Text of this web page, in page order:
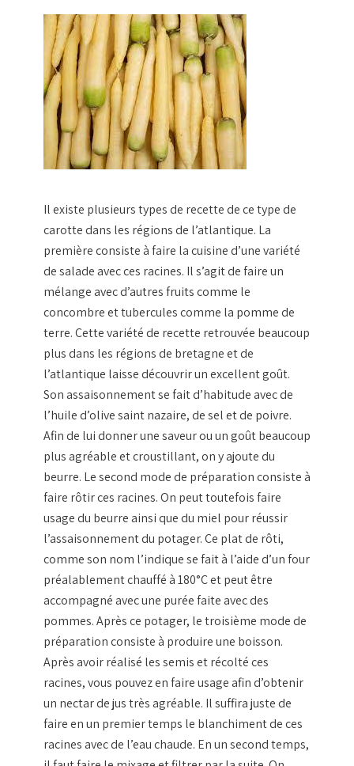
Il existe plusieurs types de recettede ce type de
carottedans les régions de l’atlantique. La
première consiste à faire lacuisined’unevariété
de salade avec ces racines. Il s’agit de faire un
mélange avec d’autresfruitscomme le
concombre et tubercules comme la pommede
terre. Cettevariétéde recette retrouvée beaucoup
plus dans les régions de bretagneet de
l’atlantique laisse découvrir un excellentgoût.
Son assaisonnement se fait d’habitude avec de
l’huiled’olive saint nazaire, deselet de poivre.
Afin de lui donner une saveur ou ungoûtbeaucoup
plus agréable et croustillant, on y ajoute du
beurre. Le second mode de préparation consiste à
faire rôtir ces racines. On peut toutefois faire
usage du beurreainsi que du miel pour réussir
l’assaisonnement du potager. Ce plat de rôti,
comme son nom l’indique se fait à l’aide d’un four
préalablement chauffé à 180°C et peut être
accompagné avec une purée faite avec des
pommes. Après ce potager, le troisième mode de
préparation consiste à produire une boisson.
Après avoir réalisé lessemiset récolté ces
racines, vous pouvez en faire usage afin d’obtenir
un nectar de jus très agréable. Il suffira juste de
faire en un premier temps le blanchiment de ces
racines avec de l’eauchaude. En un second temps,